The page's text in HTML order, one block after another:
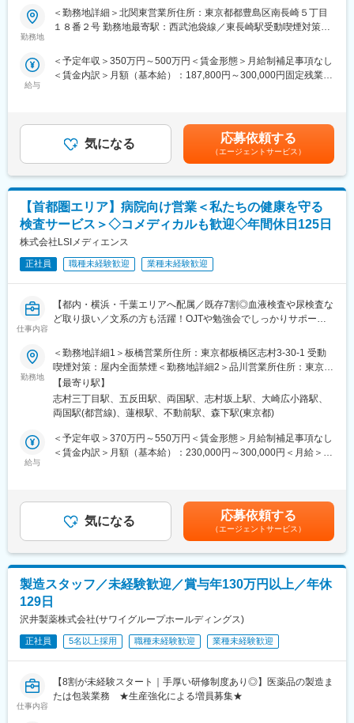
キルを習得します。
・入社1カ月以降 ： 慣れてきたら独り立ち。既存のお客様をメイ
＜専門資格を取得できる＞
・資格取得にあたっては、無料で支援を行いますのでご安心くだ
さい。
・資格取得後は、資格手当として給与にも反映されます。
■働き方：
・残業20h以内
・スケジュールに合わせて直行直帰可
・転居を伴う転勤はありません
■やりがい：
献することができます。
・「この薬すごく効き目があって良かったよ。」「こないだのリ
れてありがとう。」など、「ありがとう」という言葉が一番のや
りがいです。
変更の範囲：会社の定める業務
ーズに応え続けることで、産婦人科領域ではトップシェアを誇り
ます。本ポジションは、医療機関への提案を中心とする営業職と
して活躍頂きます。
治療で使用される製品、患者様に使用頂く製品など、多種多様な
製品をラインナップし、また時には顧客ニーズに基づきオーダー
・医療機関を訪問し、医師や看護師などの医療従事者や、病院の
調達担当の方を相手に提案を行います。当社の製品は、顧客ニー
ズに基づいた製品が多いため、多くの要望に応えることができま
す。
・営業活動は製品のPRだけでなく、医療現場が抱える様々な悩み
や課題を丁寧にヒアリングしていくことが重要です。悩みや課題
は信頼関係があってこそお話し頂けます。そのために、日頃から
ユーザー施設を訪問し、アフターフォローを継続するなど、顧客
を大事にする活動も重要な仕事です。
・顧客ニーズを収集し、開発チームに共有し、その蓄積が、次の
■製品例：
品を多く取り揃えています。また産婦人科領域では、医療現場を
支援する製品だけでなく、ママをサポートする製品なども取り揃
えています。ぜひ一度ホームページをご覧ください。
■採用背景：
当社はこれまで産婦人科領域を中心として製品展開でしたが、こ
れに加えて病院向け製品を拡充することで順調に売上が増加して
います。今後さらに事業成長していくためには、まだ十分にアプ
勤務地
＜勤務地詳細＞北関東営業所住所：東京都都豊島区南長崎５丁目
１８番２号 勤務地最寄駅：西武池袋線／東長崎駅受動喫煙対策：
給与
＜予定年収＞350万円～500万円＜賃金形態＞月給制補足事項なし
＜賃金内訳＞月額（基本給）：187,800円～300,000円固定残業手
＞※給与詳細は年齢・経験・能力を考慮し決定します。■昇給：年
1回 ■賞与：年2回賃金はあくまでも目安の金額であり、選考を通
じて上下する可能性があります。月給(月額)は固定手当を含めた表
記です。
気になる 応募依頼する
（エージェントサービス）
【首都圏エリア】病院向け営業＜私たちの健康を守る
検査サービス＞◇コメディカルも歓迎◇年間休日125日
株式会社LSIメディエンス
正社員 職種未経験歓迎 業種未経験歓迎
仕事内容
【都内・横浜・千葉エリアへ配属／既存7割◎血液検査や尿検査な
ど取り扱い／文系の方も活躍！OJTや勉強会でしっかりサポート
関）】
■職務内容：
医療機関へ訪問し、臨床検査（血液検査や尿検査など）受託サー
ビスの提案をお任せします。
＜当社の臨床検査受託サービスについて＞
医療機関が、正確で迅速な“診断”を行うための第一歩となるのが、
尿検査や血液検査、病理検査などの「臨床検査」です。「病院内
を行っています。
当社のサービスは、病気の予防や早期発見、治療に貢献しており
ます。
・病院や診療所など、医療機関への定期訪問
└既存7割、新規3割
検査項目の提案、アフターフォローなどを行います。
・受託した臨床検査の結果報告
・臨床検査受託サービスの契約
■入社後のフォロー体制：
勤務地
＜勤務地詳細1＞板橋営業所住所：東京都板橋区志村3-30-1 受動
喫煙対策：屋内全面禁煙＜勤務地詳細2＞品川営業所住所：東京都
品川区西五反田2-12-3 受動喫煙対策：屋内全面禁煙＜勤務地詳細
3＞墨田営業所住所：東京都墨田区両国3-19-3 受動喫煙対策：屋
内全面禁煙変更の範囲：会社の定める事業所
【最寄り駅】
志村三丁目駅、五反田駅、両国駅、志村坂上駅、大崎広小路駅、
両国駅(都営線)、蓮根駅、不動前駅、森下駅(東京都)
給与
＜予定年収＞370万円～550万円＜賃金形態＞月給制補足事項なし
＜賃金内訳＞月額（基本給）：230,000円～300,000円＜月給＞
あり、選考を通じて上下する可能性があります。月給(月額)は固定
手当を含めた表記です。
気になる 応募依頼する
（エージェントサービス）
製造スタッフ／未経験歓迎／賞与年130万円以上／年休
129日
沢井製薬株式会社(サワイグループホールディングス)
正社員 5名以上採用 職種未経験歓迎 業種未経験歓迎
仕事内容
【8割が未経験スタート｜手厚い研修制度あり◎】医薬品の製造ま
たは包装業務 ★生産強化による増員募集★